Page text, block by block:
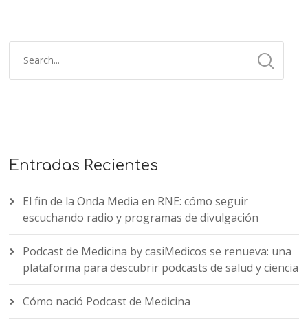
Entradas Recientes
El fin de la Onda Media en RNE: cómo seguir
escuchando radio y programas de divulgación
Podcast de Medicina by casiMedicos se renueva: una
plataforma para descubrir podcasts de salud y ciencia
Cómo nació Podcast de Medicina